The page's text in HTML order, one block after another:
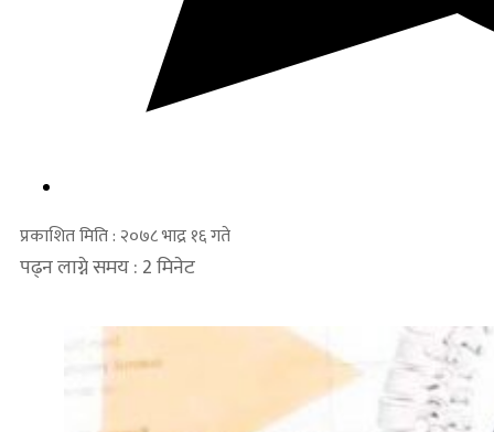
प्रकाशित मिति : २०७८ भाद्र १६ गते
पढ्न लाग्ने समय : 2 मिनेट